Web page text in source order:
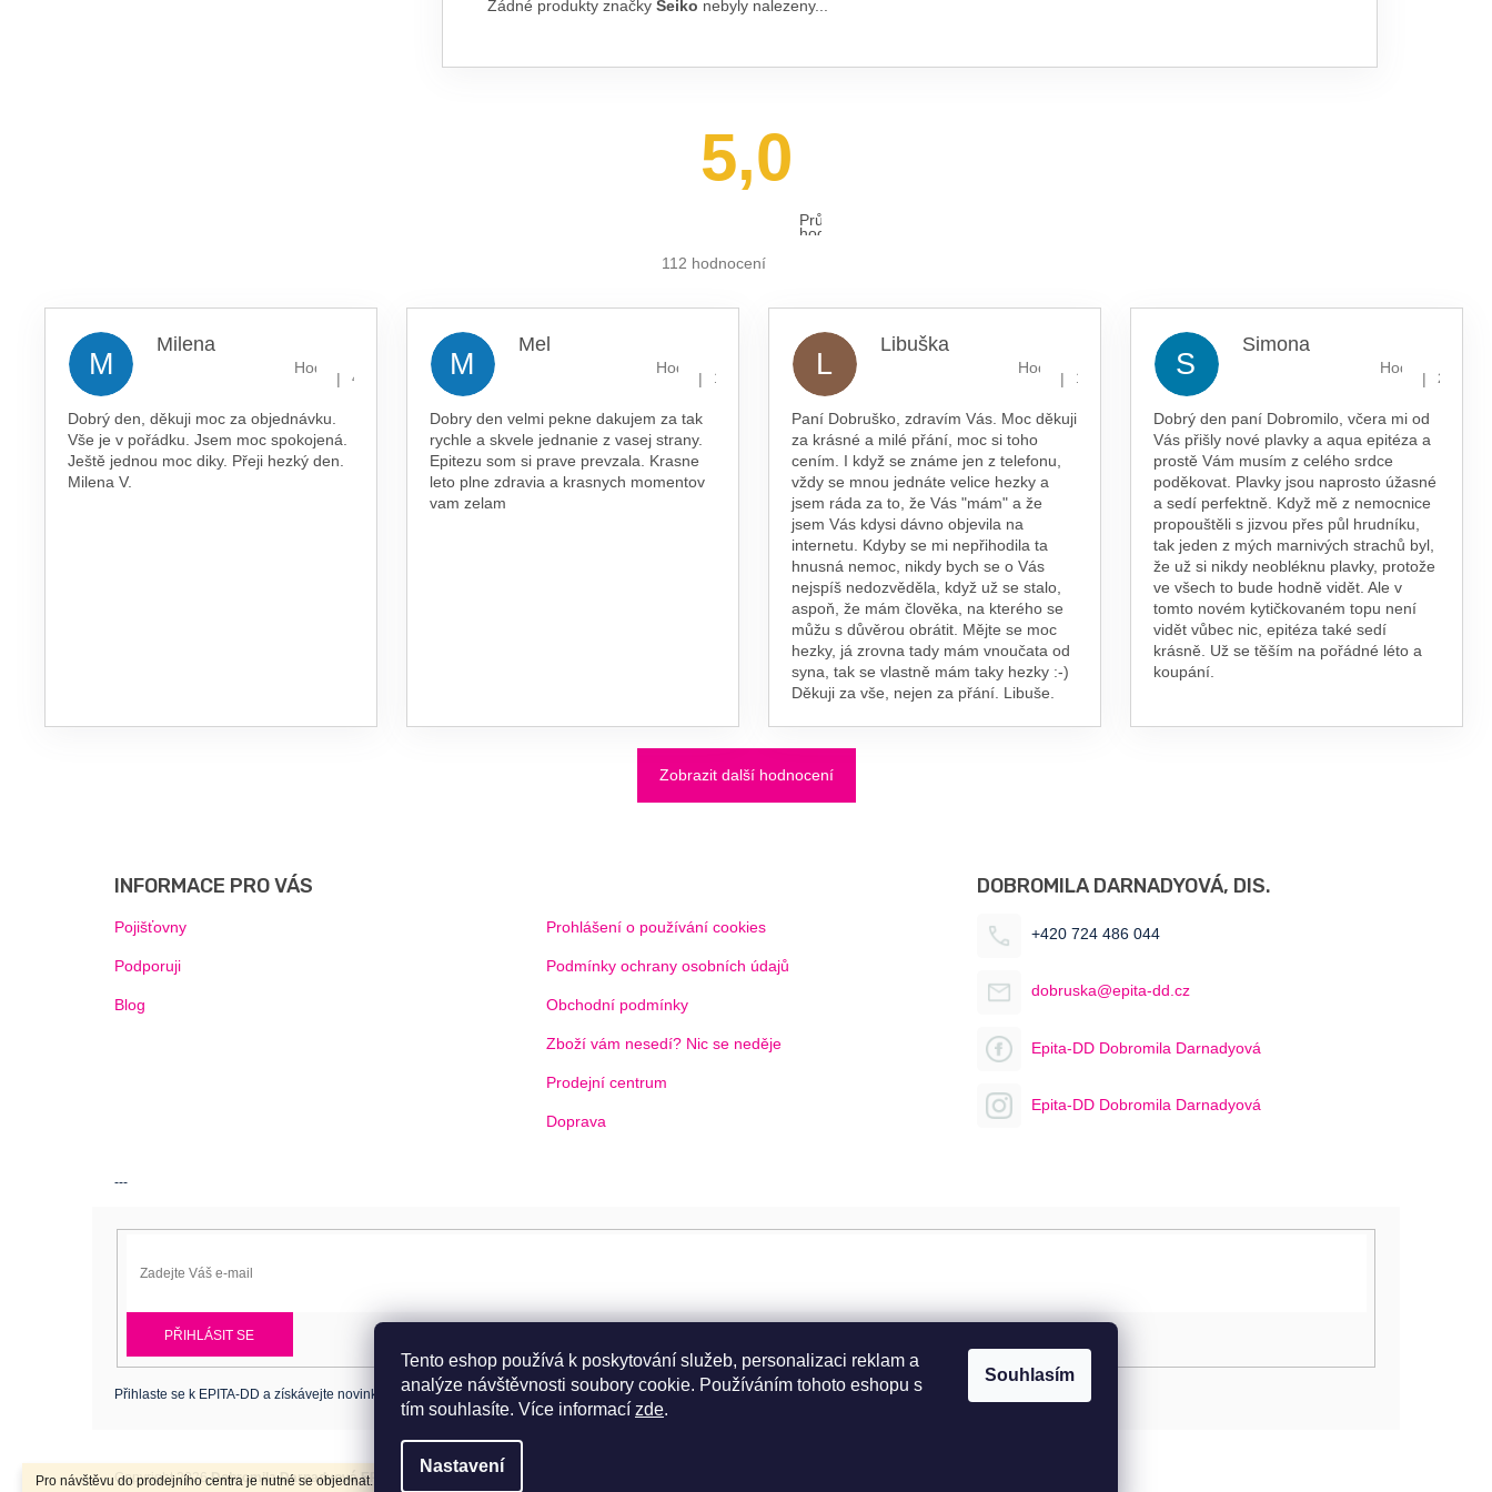
Tento eshop používá k poskytování služeb, personalizaci reklam a
analýze návštěvnosti soubory cookie. Používáním tohoto eshopu s
tím souhlasíte. Více informací zde.
Nastavení
Souhlasím
Pro návštěvu do prodejního centra je nutné se objednat. Tel.: 724 486 044
Žádné produkty značky Seiko nebyly nalezeny...
5,0
Průměrné
hodnocení
112 hodnocení
M
Milena
Hodnocení obchodu je 5 z 5 hvězdiček.
| 4.8.2026
Dobrý den, děkuji moc za objednávku.
Vše je v pořádku. Jsem moc spokojená.
Ještě jednou moc diky. Přeji hezký den.
Milena V.
M
Mel
Hodnocení obchodu je 5 z 5 hvězdiček.
| 16.7.2026
Dobry den velmi pekne dakujem za tak
rychle a skvele jednanie z vasej strany.
Epitezu som si prave prevzala. Krasne
leto plne zdravia a krasnych momentov
vam zelam
L
Libuška
Hodnocení obchodu je 5 z 5 hvězdiček.
| 13.7.2026
Paní Dobruško, zdravím Vás. Moc děkuji
za krásné a milé přání, moc si toho
cením. I když se známe jen z telefonu,
vždy se mnou jednáte velice hezky a
jsem ráda za to, že Vás "mám" a že
jsem Vás kdysi dávno objevila na
internetu. Kdyby se mi nepřihodila ta
hnusná nemoc, nikdy bych se o Vás
nejspíš nedozvěděla, když už se stalo,
aspoň, že mám člověka, na kterého se
můžu s důvěrou obrátit. Mějte se moc
hezky, já zrovna tady mám vnoučata od
syna, tak se vlastně mám taky hezky :-)
Děkuji za vše, nejen za přání. Libuše.
S
Simona
Hodnocení
|
Dobrý den paní Dobromilo, včera mi od
Vás přišly nové plavky a aqua epitéza a
prostě Vám musím z celého srdce
poděkovat. Plavky jsou naprosto úžasné
a sedí perfektně. Když mě z nemocnice
propouštěli s jizvou přes půl hrudníku,
tak jeden z mých marnivých strachů byl,
že už si nikdy neobléknu plavky, protože
ve všech to bude hodně vidět. Ale v
tomto novém kytičkovaném topu není
vidět vůbec nic, epitéza také sedí
krásně. Už se těším na pořádné léto a
koupání.
Zobrazit další hodnocení
INFORMACE PRO VÁS
Pojišťovny
Podporuji
Blog
Prohlášení o používání cookies
Podmínky ochrany osobních údajů
Obchodní podmínky
Zboží vám nesedí? Nic se neděje
Prodejní centrum
Doprava
DOBROMILA DARNADYOVÁ, DIS.
+420 724 486 044
dobruska@epita-dd.cz
Epita-DD Dobromila Darnadyová
Epita-DD Dobromila Darnadyová
---
PŘIHLÁSIT SE
Přihlaste se k EPITA-DD a získávejte novinky jako první.
Copyright 2026Dobromila Darnadyová EPITA-DD. Všechna práva vyhrazena.